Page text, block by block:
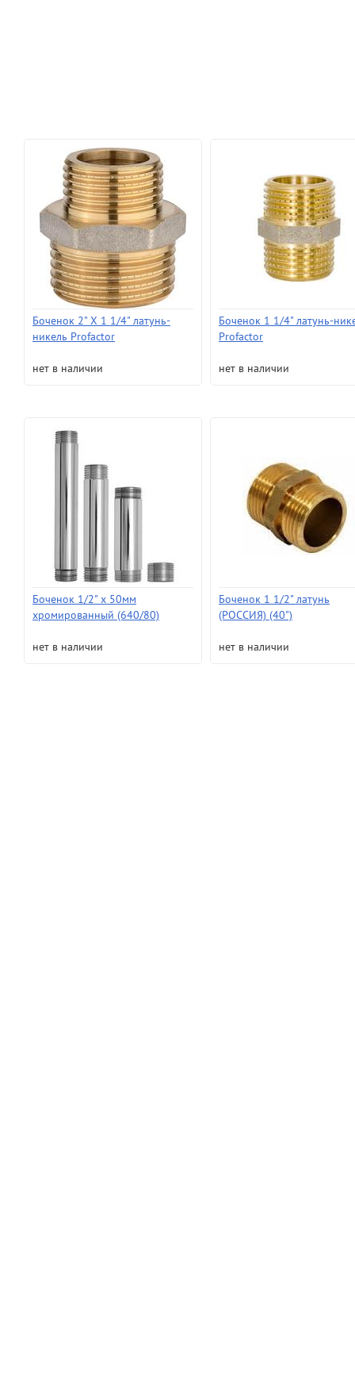
Боченок 2" X 1 1/4" латунь-
никель Profactor
нет в наличии
Боченок 1 1/4" латунь-
Profactor
нет в наличии
Боченок 1/2" х 50мм
хромированный (640/80)
нет в наличии
Боченок 1 1/2" латунь
(РОССИЯ) (40")
нет в наличии